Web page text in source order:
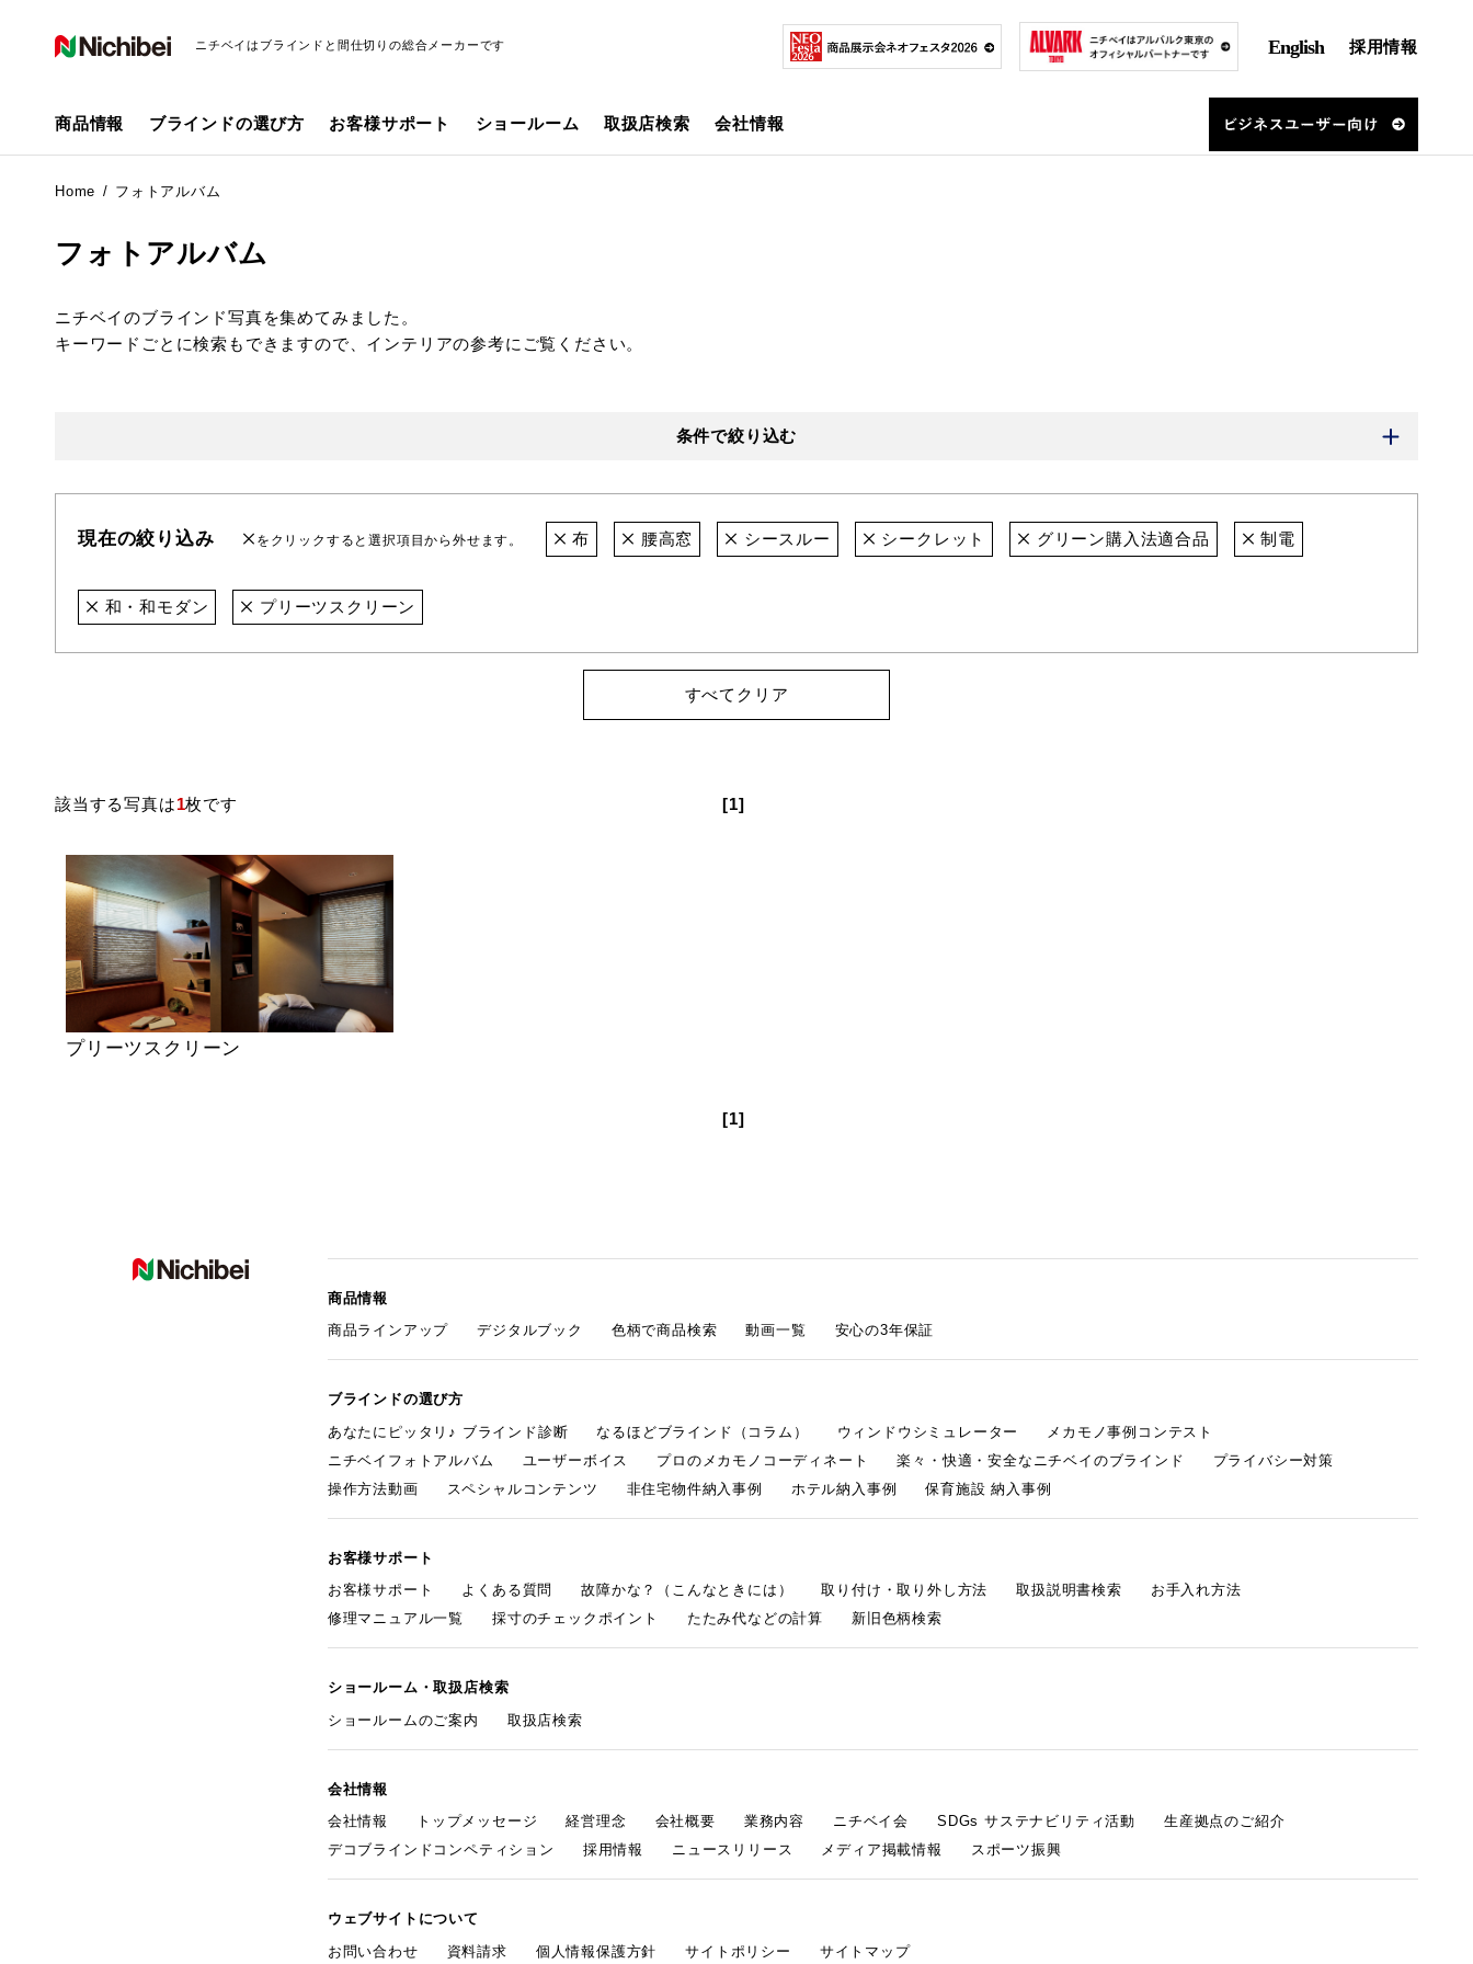
ニチベイはブラインドと間仕切りの総合メーカーです English 採用情報
商品情報 ブラインドの選び方 お客様サポート ショールーム 取扱店検索 会社情報
Home フォトアルバム
フォトアルバム
ニチベイのブラインド写真を集めてみました。
キーワードごとに検索もできますので、インテリアの参考にご覧ください。
条件で絞り込む
現在の絞り込み をクリックすると選択項目から外せます。 布 腰高窓 シースルー シークレット グリーン購入法適合品 制電
和・和モダン プリーツスクリーン
すべてクリア
該当する写真は1枚です [1]
プリーツスクリーン
[1]
商品情報
商品ラインアップ
デジタルブック 色柄で商品検索 動画一覧 安心の3年保証
ブラインドの選び方
あなたにピッタリ♪ ブラインド診断
なるほどブラインド（コラム） ウィンドウシミュレーター
メカモノ事例コンテスト
ニチベイフォトアルバム
ユーザーボイス プロのメカモノコーディネート 楽々・快適・安全なニチベイのブラインド
プライバシー対策
操作方法動画
スペシャルコンテンツ 非住宅物件納入事例 ホテル納入事例 保育施設 納入事例
お客様サポート
お客様サポート
よくある質問 故障かな？（こんなときには） 取り付け・取り外し方法 取扱説明書検索
お手入れ方法
修理マニュアル一覧
採寸のチェックポイント たたみ代などの計算 新旧色柄検索
ショールーム・取扱店検索
ショールームのご案内
取扱店検索
会社情報
会社情報
トップメッセージ 経営理念 会社概要 業務内容 ニチベイ会 SDGs サステナビリティ活動
生産拠点のご紹介
デコブラインドコンペティション
採用情報 ニュースリリース メディア掲載情報 スポーツ振興
ウェブサイトについて
お問い合わせ
資料請求 個人情報保護方針 サイトポリシー サイトマップ